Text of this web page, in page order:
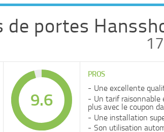
de portes
9.6
PROS
Une excellente
Un tarif raisonnable
plus avec le coupon
Une installation
Son utilisation